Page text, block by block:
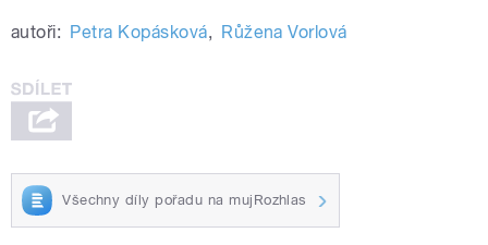
autoři: Petra Kopásková, Růžena Vorlová
Všechny díly pořadu na mujRozhlas